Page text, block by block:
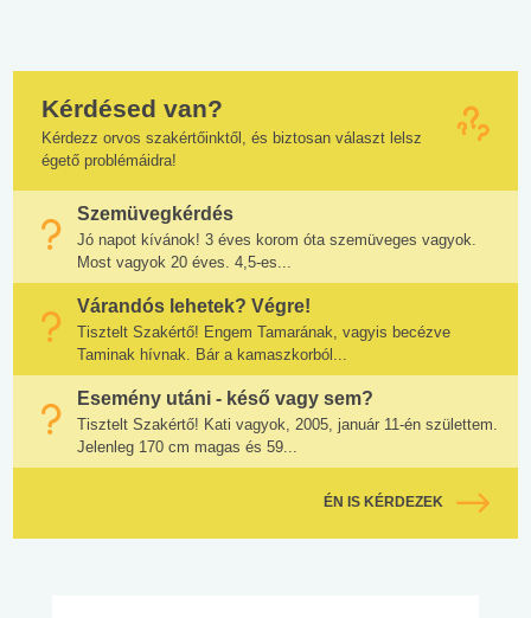
Kérdésed van?
Kérdezz orvos szakértőinktől, és biztosan választ lelsz
égető problémáidra!
Szemüvegkérdés
Jó napot kívánok! 3 éves korom óta szemüveges vagyok.
Most vagyok 20 éves. 4,5-es...
Várandós lehetek? Végre!
Tisztelt Szakértő! Engem Tamarának, vagyis becézve
Taminak hívnak. Bár a kamaszkorból...
Esemény utáni - késő vagy sem?
Tisztelt Szakértő! Kati vagyok, 2005, január 11-én születtem.
Jelenleg 170 cm magas és 59...
ÉN IS KÉRDEZEK